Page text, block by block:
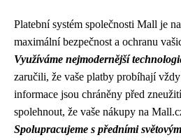
Platební systém společnosti Mall je
maximální bezpečnost a ochranu
Využíváme nejmodernější
zaručili, že vaše platby probíhají
informace jsou chráněny před
spolehnout, že vaše nákupy na
Spolupracujeme s předními